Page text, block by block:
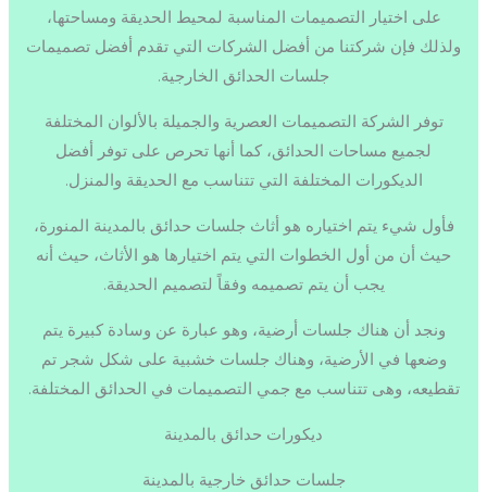
على اختيار التصميمات المناسبة لمحيط الحديقة ومساحتها،
ولذلك فإن شركتنا من أفضل الشركات التي تقدم أفضل تصميمات
جلسات الحدائق الخارجية.
توفر الشركة التصميمات العصرية والجميلة بالألوان المختلفة
لجميع مساحات الحدائق، كما أنها تحرص على توفر أفضل
الديكورات المختلفة التي تتناسب مع الحديقة والمنزل.
فأول شيء يتم اختياره هو أثاث جلسات حدائق بالمدينة المنورة،
حيث أن من أول الخطوات التي يتم اختيارها هو الأثاث، حيث أنه
يجب أن يتم تصميمه وفقاً لتصميم الحديقة.
ونجد أن هناك جلسات أرضية، وهو عبارة عن وسادة كبيرة يتم
وضعها في الأرضية، وهناك جلسات خشبية على شكل شجر تم
تقطيعه، وهى تتناسب مع جمي التصميمات في الحدائق المختلفة.
ديكورات حدائق بالمدينة
جلسات حدائق خارجية بالمدينة